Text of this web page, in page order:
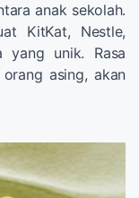
anak sekolah.
KitKat, Nestle,
yang unik. Rasa
asing, akan